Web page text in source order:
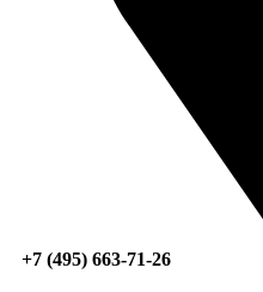
+7 (495) 663-71-26